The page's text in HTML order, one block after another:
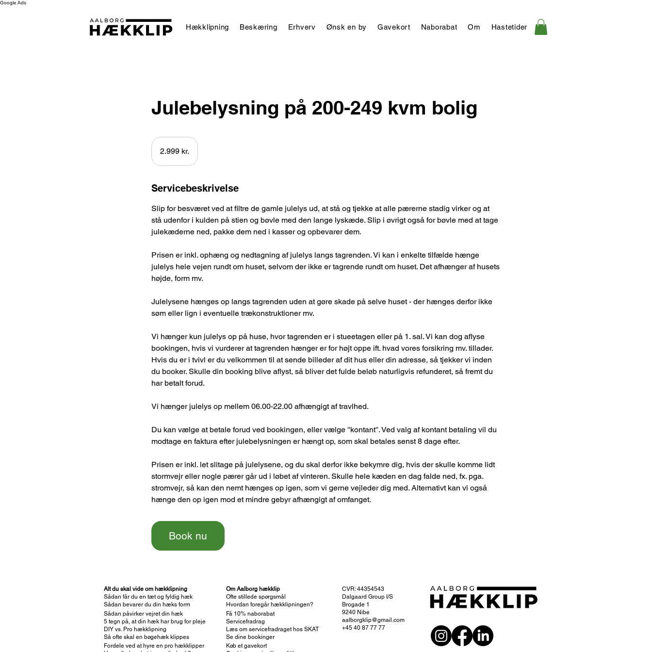
Google Ads
Hækklipning Beskæring Erhverv Ønsk en by Gavekort Naborabat Om Hastetider
Julebelysning på 200-249 kvm bolig
2.999
danske
kroner2.999 kr.
Servicebeskrivelse
Slip for besværet ved at filtre de gamle julelys ud, at stå og tjekke at alle pærerne stadig virker og at
stå udenfor i kulden på stien og bøvle med den lange lyskæde. Slip i øvrigt også for bøvle med at tage
julekæderne ned, pakke dem ned i kasser og opbevarer dem.
Prisen er inkl. ophæng og nedtagning af julelys langs tagrenden. Vi kan i enkelte tilfælde hænge
julelys hele vejen rundt om huset, selvom der ikke er tagrende rundt om huset. Det afhænger af husets
højde, form mv.
Julelysene hænges op langs tagrenden uden at gøre skade på selve huset - der hænges derfor ikke
søm eller lign i eventuelle trækonstruktioner mv.
Vi hænger kun julelys op på huse, hvor tagrenden er i stueetagen eller på 1. sal. Vi kan dog aflyse
bookingen, hvis vi vurderer at tagrenden hænger er for højt oppe ift. hvad vores forsikring mv. tillader.
Hvis du er i tvivl er du velkommen til at sende billeder af dit hus eller din adresse, så tjekker vi inden
du booker. Skulle din booking blive aflyst, så bliver det fulde beløb naturligvis refunderet, så fremt du
har betalt forud.
Vi hænger julelys op mellem 06.00-22.00 afhængigt af travlhed.
Du kan vælge at betale forud ved bookingen, eller vælge ''kontant''. Ved valg af kontant betaling vil du
modtage en faktura efter julebelysningen er hængt op, som skal betales senst 8 dage efter.
Prisen er inkl. let slitage på julelysene, og du skal derfor ikke bekymre dig, hvis der skulle komme lidt
stormvejr eller nogle pærer går ud i løbet af vinteren. Skulle hele kæden en dag falde ned, fx. pga.
stromvejr, så kan den nemt hænges op igen, som vi gerne vejleder dig med. Alternativt kan vi også
Book nu
Alt du skal vide om hækklipning
Sådan får du en tæt og fyldig hæk
Sådan bevarer du din hæks form
Sådan påvirker vejret din hæk
5 tegn på, at din hæk har brug for pleje
DIY vs. Pro hækklipning
Så ofte skal en bøgehæk klippes
Fordele ved at hyre en pro hækklipper
Om Aalborg hækklip
Ofte stillede spørgsmål
Hvordan foregår hækklipningen?
Få 10% naborabat
Servicefradrag
Læs om servicefradraget hos SKAT
Se dine bookinger
Køb et gavekort
CVR: 44354543
Dalgaard Group I/S
Brogade 1
9240 Nibe
aalborgklip@gmail.com
+45 40 87 77 77